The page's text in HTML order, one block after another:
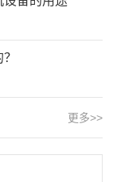
更多>>